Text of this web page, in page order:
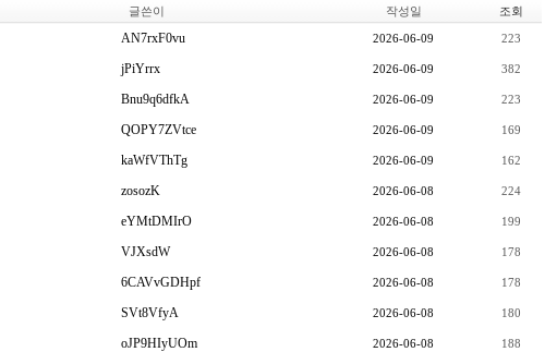
글쓴이 작성일 조회
AN7rxF0vu 2026-06-09 223
jPiYrrx 2026-06-09 382
Bnu9q6dfkA 2026-06-09 223
QOPY7ZVtce 2026-06-09 169
kaWfVThTg 2026-06-09 162
zosozK 2026-06-08 224
eYMtDMIrO 2026-06-08 199
VJXsdW 2026-06-08 178
6CAVvGDHpf 2026-06-08 178
SVt8VfyA 2026-06-08 180
oJP9HIyUOm 2026-06-08 188